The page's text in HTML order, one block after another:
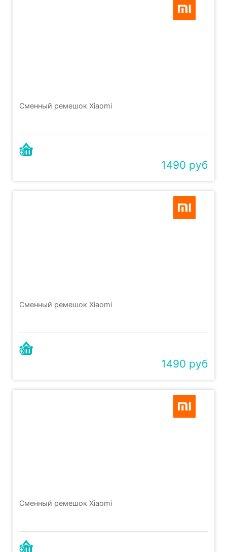
Сменный ремешок Xiaomi
1490 руб
Сменный ремешок Xiaomi
1490 руб
Сменный ремешок Xiaomi